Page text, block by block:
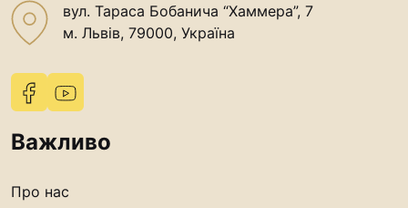
вул. Тараса Бобанича “Хаммера”, 7
м. Львів, 79000, Україна
Важливо
Про нас